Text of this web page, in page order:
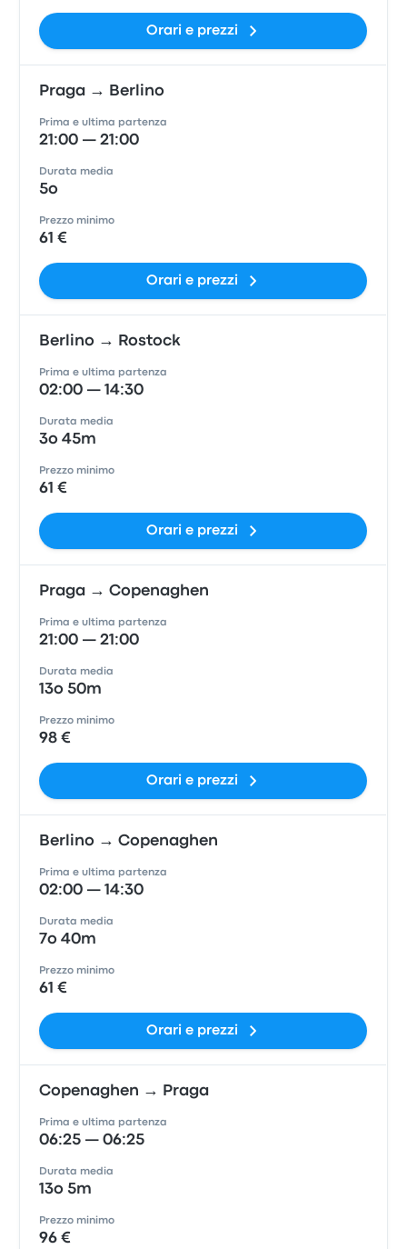
Orari e prezzi
Praga → Berlino
Prima e ultima partenza
21:00 — 21:00
Durata media
5o
Prezzo minimo
61 €
Orari e prezzi
Berlino → Rostock
Prima e ultima partenza
02:00 — 14:30
Durata media
3o 45m
Prezzo minimo
61 €
Orari e prezzi
Praga → Copenaghen
Prima e ultima partenza
21:00 — 21:00
Durata media
13o 50m
Prezzo minimo
98 €
Orari e prezzi
Berlino → Copenaghen
Prima e ultima partenza
02:00 — 14:30
Durata media
7o 40m
Prezzo minimo
61 €
Orari e prezzi
Copenaghen → Praga
Prima e ultima partenza
06:25 — 06:25
Durata media
13o 5m
Prezzo minimo
96 €